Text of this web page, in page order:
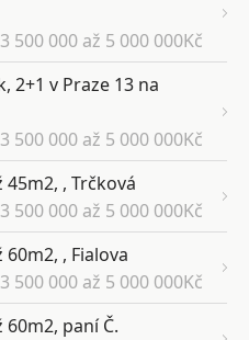
3 500 000 až 5 000 000Kč
2+1 v Praze 13 na
3 500 000 až 5 000 000Kč
, Trčková
3 500 000 až 5 000 000Kč
, Fialova
3 500 000 až 5 000 000Kč
paní Č.